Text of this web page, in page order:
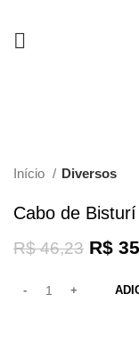
Início Diversos
Cabo de Bisturí
R$46,23 R$